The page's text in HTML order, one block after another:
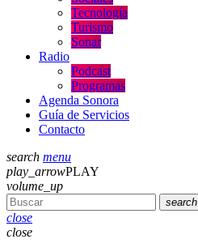
Tecnología
Turismo
Sonar
Radio
Podcast
Programas
Agenda Sonora
Guía de Servicios
Contacto
search menu
play_arrowPLAY
volume_up
search
close
close